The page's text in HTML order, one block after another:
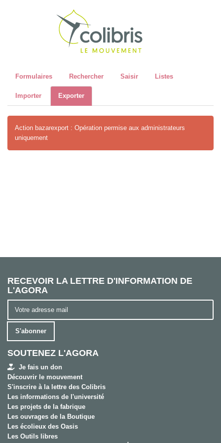
Formulaires Rechercher Saisir Listes
Importer Exporter
Action bazarexport : Opération permise aux administrateurs
uniquement
RECEVOIR LA LETTRE D'INFORMATION DE
L'AGORA
S'abonner
SOUTENEZ L'AGORA
Je fais un don
Découvrir le mouvement
S'inscrire à la lettre des Colibris
Les informations de l'université
Les projets de la fabrique
Les ouvrages de la Boutique
Les écolieux des Oasis
Les Outils libres